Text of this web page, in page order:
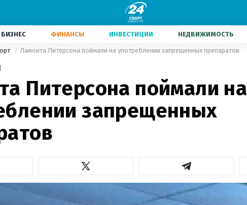
БИЗНЕС ФИНАНСЫ ИНВЕСТИЦИИ НЕДВИЖИМОСТЬ
Ламонта Питерсона поймали на употреблении запрещенных препаратов
Питерсона поймали на
запрещенных